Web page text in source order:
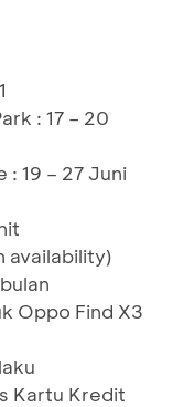
: 17 – 20
19 – 27 Juni
availability)
Oppo Find X3
Kartu Kredit